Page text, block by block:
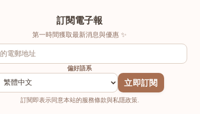
訂閱電子報
第一時間獲取最新消息與優惠 ✨
偏好語系
立即訂閱
訂閱即表示同意本站的服務條款與私隱政策.